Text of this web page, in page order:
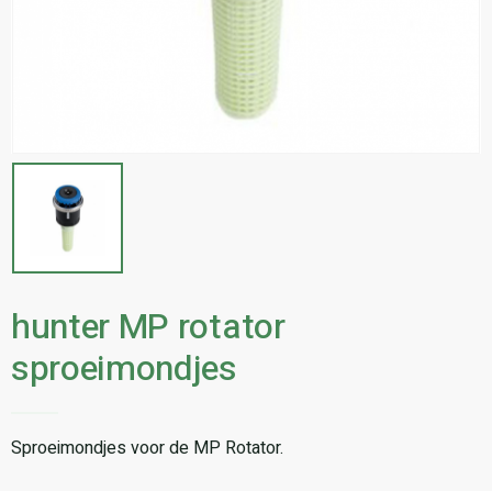
hunter MP rotator
sproeimondjes
Sproeimondjes voor de MP Rotator.